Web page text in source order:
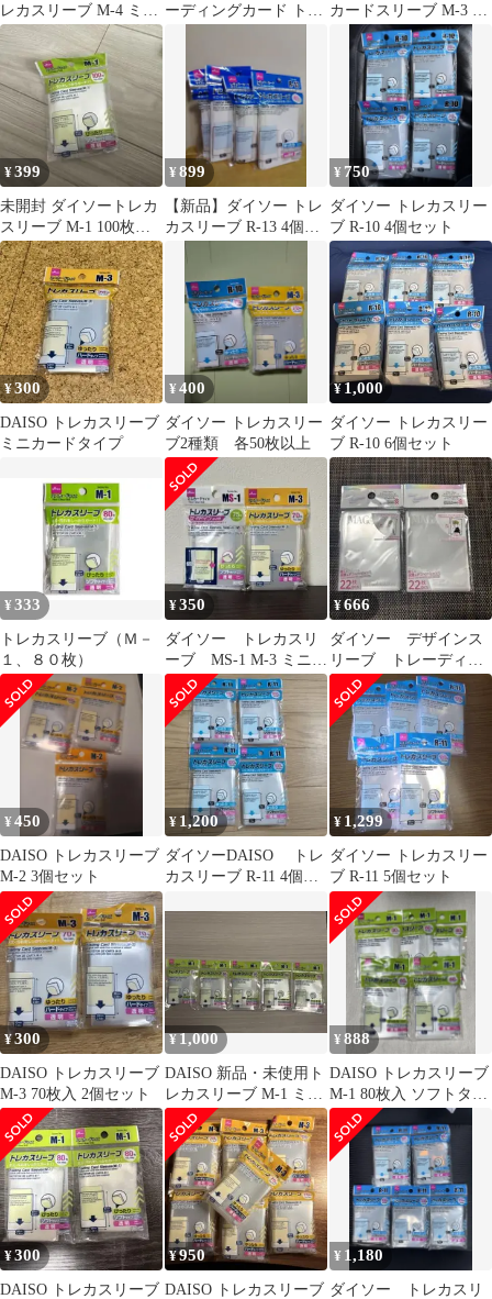
レカスリーブ M-4 ミニ
カードサイズ ハード
ーディングカード トレ
カードスリーブ M-3 70
¥399
未開封 ダイソートレカ
スリーブ M-1 100枚入
り 使いかけ？
¥899
【新品】ダイソー トレ
カスリーブ R-13 4個セ
¥ 750
ダイソー トレカスリー
ブ R-10 4個セット
¥300
DAISO トレカスリーブ
ミニカードタイプ
¥400
ダイソー トレカスリー
ブ2種類 各50枚以上
¥1,000
ダイソー トレカスリー
ブ R-10 6個セット
¥333
トレカスリーブ（Ｍ－
１、８０枚）
¥350
ダイソー トレカスリ
ーブ MS-1 M-3 ミニカ
ードスリーブ
¥666
ダイソー デザインス
リーブ トレーディン
グカード マガジン
風 3点セット
¥450
DAISO トレカスリーブ
M-2 3個セット
¥ 1,200
ダイソーDAISO トレ
カスリーブ R-11 4個セ
¥ 1,299
ダイソー トレカスリー
ブ R-11 5個セット
¥300
DAISO トレカスリーブ
M-3 70枚入 2個セット
¥1,000
DAISO 新品・未使用ト
レカスリーブ M-1 ミニ
サイズ 80枚入 5個セッ
ト
¥888
DAISO トレカスリーブ
M-1 80枚入 ソフトタイ
プ 5個セット
¥300
DAISO トレカスリーブ
¥950
DAISO トレカスリーブ
¥ 1,180
ダイソー トレカスリ